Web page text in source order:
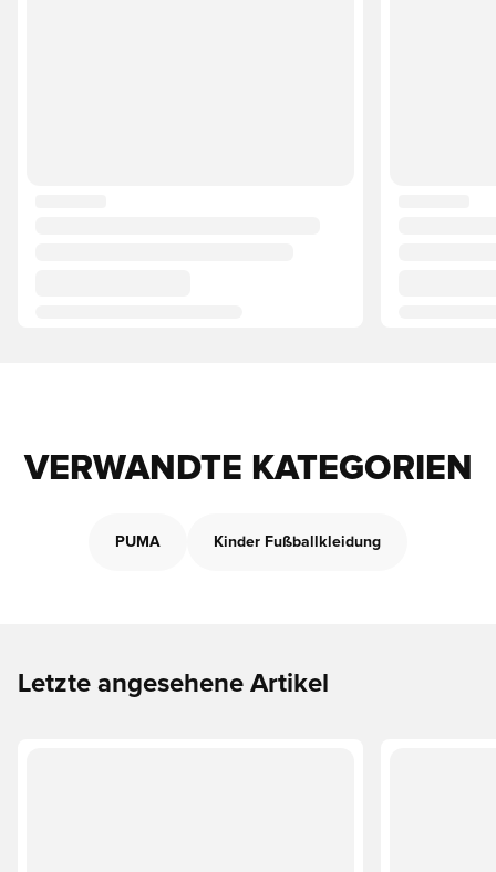
VERWANDTE KATEGORIEN
PUMA Kinder Fußballkleidung
Letzte angesehene Artikel